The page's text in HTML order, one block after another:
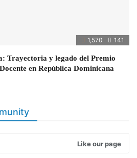
1,570 141
Trayectoria y legado del Premio
en República Dominicana
Like our page